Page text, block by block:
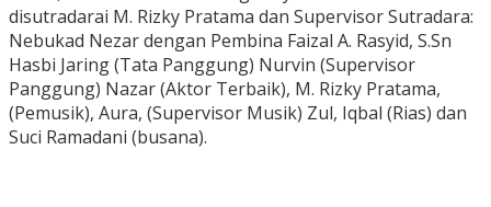
disutradarai M. Rizky Pratama dan Supervisor Sutradara:
Nebukad Nezar dengan Pembina Faizal A. Rasyid, S.Sn
Hasbi Jaring (Tata Panggung) Nurvin (Supervisor
Panggung) Nazar (Aktor Terbaik), M. Rizky Pratama,
(Pemusik), Aura, (Supervisor Musik) Zul, Iqbal (Rias) dan
Suci Ramadani (busana).